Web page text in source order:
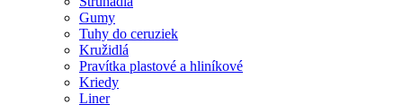
Gumy
Tuhy do ceruziek
Kružidlá
Pravítka plastové a hliníkové
Kriedy
Liner